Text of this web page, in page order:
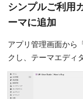
シンプルご利用
ーマに追加
アプリ管理画面から
クし、テーマエディ